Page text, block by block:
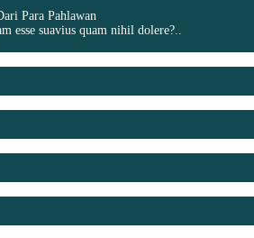
Para Pahlawan
esse suavius quam nihil dolere?..